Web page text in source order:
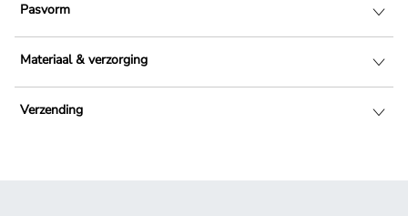
Pasvorm
Materiaal & verzorging
Verzending